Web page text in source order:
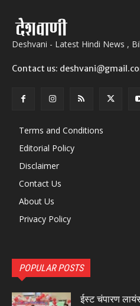
Deshvani - Latest Hindi News ,
Contact us:
Terms and Conditions
Editorial Policy
Disclaimer
Contact Us
About Us
Privacy Policy
POPULAR POSTS
ईस्ट चंपारण